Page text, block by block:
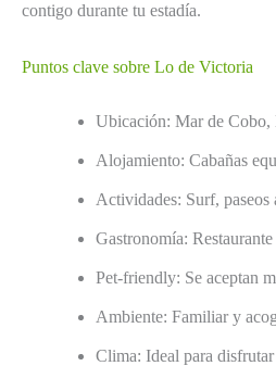
contigo durante tu estadía.
Puntos clave sobre Lo de Victoria
Ubicación: Mar de Cobo,
Alojamiento: Cabañas
Actividades: Surf, paseos
Gastronomía:
Pet-friendly: Se aceptan
Ambiente: Familiar y
Clima: Ideal para